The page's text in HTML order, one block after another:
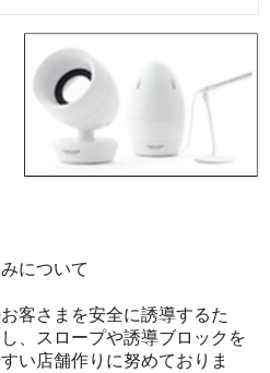
について
客さまを安全に誘導するた
、スロープや誘導ブロックを
い店舗作りに努めておりま